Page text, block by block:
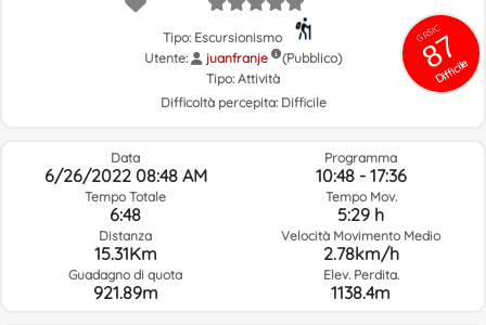
GRSIC
87
Difficile
Tipo: Escursionismo
Utente:
juanfranje
(Pubblico)
Tipo: Attività
Difficoltà percepita: Difficile
Data
6/26/2022 08:48 AM
Tempo Totale
6:48
Distanza
15.31Km
Guadagno di quota
921.89m
Programma
10:48 - 17:36
Tempo Mov.
5:29 h
Velocità Movimento Medio
2.78km/h
Elev. Perdita.
1138.4m